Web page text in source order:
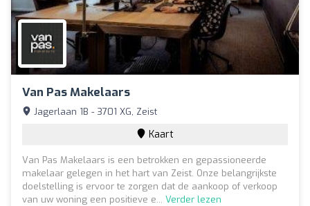
Van Pas Makelaars
Jagerlaan 1B - 3701 XG, Zeist
Kaart
Van Pas Makelaars is een betrokken en gepassioneerde
makelaar gelegen in het hart van Zeist. Onze belangrijkste
doelstelling is ervoor te zorgen dat de aankoop of verkoop
van uw woning een positieve e... Verder lezen